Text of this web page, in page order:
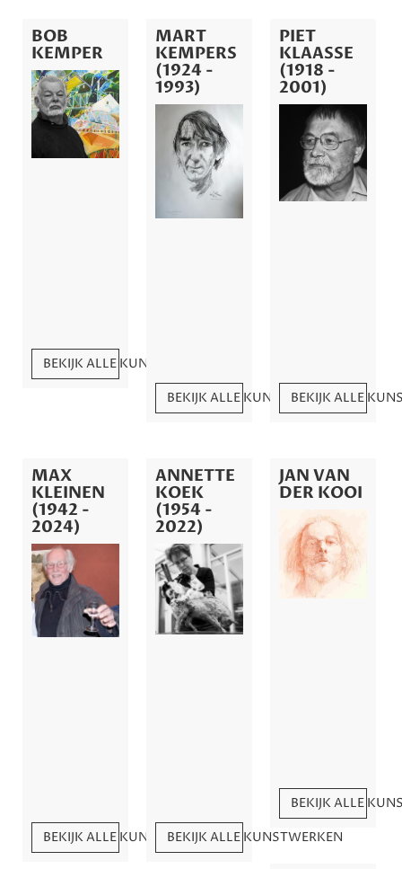
BOB
KEMPER
BEKIJK ALLE KUNSTWERKEN
MART
KEMPERS
(1924 -
1993)
BEKIJK ALLE KUNSTWERKEN
PIET
KLAASSE
(1918 -
2001)
BEKIJK ALLE
MAX
KLEINEN
(1942 -
2024)
BEKIJK ALLE KUNSTWERKEN
ANNETTE
KOEK
(1954 -
2022)
BEKIJK ALLE KUNSTWERKEN
JAN VAN
DER KOOI
BEKIJK ALLE